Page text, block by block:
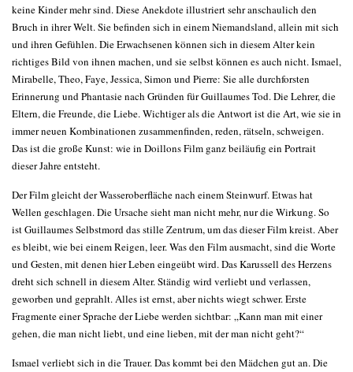
keine Kinder mehr sind. Diese Anekdote illustriert sehr anschaulich den
Bruch in ihrer Welt. Sie befinden sich in einem Niemandsland, allein mit sich
und ihren Gefühlen. Die Erwachsenen können sich in diesem Alter kein
richtiges Bild von ihnen machen, und sie selbst können es auch nicht. Ismael,
Mirabelle, Theo, Faye, Jessica, Simon und Pierre: Sie alle durchforsten
Erinnerung und Phantasie nach Gründen für Guillaumes Tod. Die Lehrer, die
Eltern, die Freunde, die Liebe. Wichtiger als die Antwort ist die Art, wie sie in
immer neuen Kombinationen zusammenfinden, reden, rätseln, schweigen.
Das ist die große Kunst: wie in Doillons Film ganz beiläufig ein Portrait
dieser Jahre entsteht.
Der Film gleicht der Wasseroberfläche nach einem Steinwurf. Etwas hat
Wellen geschlagen. Die Ursache sieht man nicht mehr, nur die Wirkung. So
ist Guillaumes Selbstmord das stille Zentrum, um das dieser Film kreist. Aber
es bleibt, wie bei einem Reigen, leer. Was den Film ausmacht, sind die Worte
und Gesten, mit denen hier Leben eingeübt wird. Das Karussell des Herzens
dreht sich schnell in diesem Alter. Ständig wird verliebt und verlassen,
geworben und geprahlt. Alles ist ernst, aber nichts wiegt schwer. Erste
Fragmente einer Sprache der Liebe werden sichtbar: „Kann man mit einer
gehen, die man nicht liebt, und eine lieben, mit der man nicht geht?“
Ismael verliebt sich in die Trauer. Das kommt bei den Mädchen gut an. Die